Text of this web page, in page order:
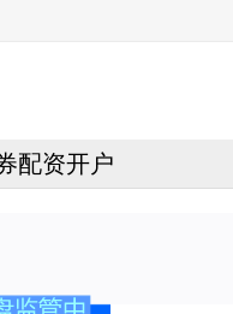
配资开户